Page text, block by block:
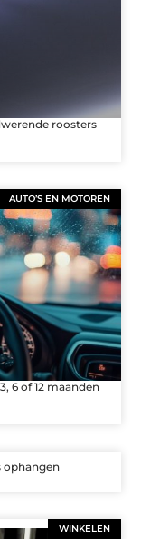
roosters
AUTO’S EN MOTOREN
6 of 12 maanden
ophangen
WINKELEN